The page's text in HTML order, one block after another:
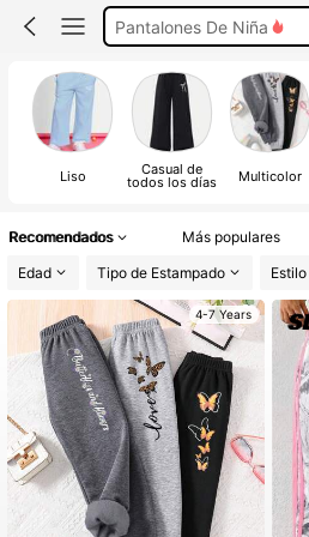
Pantalones De Niña
Jogger Para Niñas
Ropa De Invierno Para Niña
Liso Casual de
todos los días Multicolor
Recomendados Más populares
Edad
Tipo de Estampado Estilo
4-7 Years